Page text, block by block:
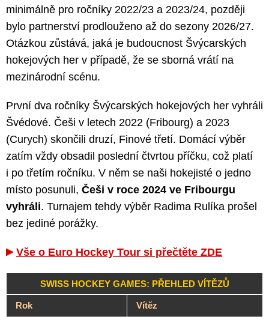
minimálně pro ročníky 2022/23 a 2023/24, později
bylo partnerství prodlouženo až do sezony 2026/27.
Otázkou zůstává, jaká je budoucnost Švýcarských
hokejových her v případě, že se sborná vrátí na
mezinárodní scénu.
První dva ročníky Švýcarských hokejových her vyhráli
Švédové. Češi v letech 2022 (Fribourg) a 2023
(Curych) skončili druzí, Finové třetí. Domácí výběr
zatím vždy obsadil poslední čtvrtou příčku, což platí
i po třetím ročníku. V něm se naši hokejisté o jedno
místo posunuli, Češi v roce 2024 ve Fribourgu
vyhráli. Turnajem tehdy výběr Radima Rulíka prošel
bez jediné porážky.
Vše o Euro Hockey Tour si přečtěte ZDE
SWISS HOCKEY GAMES: PŘEHLED VÍTĚZŮ
Rok Vítěz